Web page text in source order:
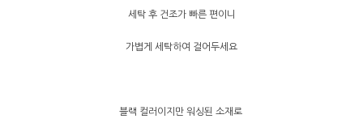
세탁 후 건조가 빠른 편이니
가볍게 세탁하여 걸어두세요
블랙 컬러이지만 워싱된 소재로